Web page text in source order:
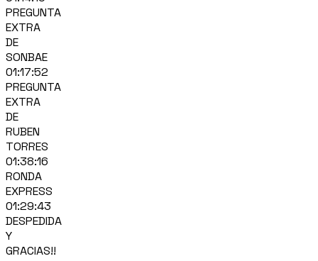
PREGUNTA
EXTRA
DE
SONBAE
01:17:52
PREGUNTA
EXTRA
DE
RUBEN
TORRES
01:38:16
RONDA
EXPRESS
01:29:43
DESPEDIDA
Y
GRACIAS!!